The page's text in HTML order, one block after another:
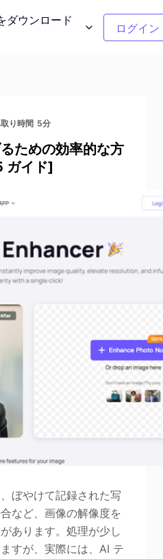
の色の変更
リックで色を置き換える
または任意の色の背景
ダウンロード
ログイン
り時間 5分
ための効率的な方
ガイド]
ぼやけて記録された写
など、画像の解像度を
あります。処理が少し
すが、実際には、AI テ